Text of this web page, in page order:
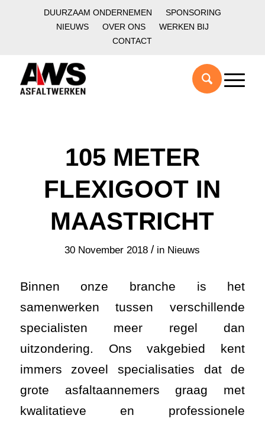
DUURZAAM ONDERNEMEN
SPONSORING
NIEUWS
OVER ONS
WERKEN BIJ
CONTACT
105 METER
FLEXIGOOT IN
MAASTRICHT
30 November 2018 / in Nieuws
Binnen onze branche is het
samenwerken tussen verschillende
specialisten meer regel dan
uitzondering. Ons vakgebied kent
immers zoveel specialisaties dat de
grote asfaltaannemers graag met
kwalitatieve en professionele